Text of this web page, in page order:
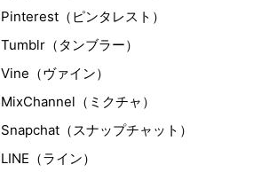
Pinterest（ピンタレスト）
Tumblr（タンブラー）
Vine（ヴァイン）
MixChannel（ミクチャ）
Snapchat（スナップチャット）
LINE（ライン）